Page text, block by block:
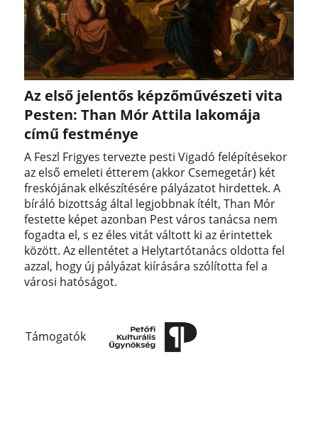
Az első jelentős képzőművészeti vita
Pesten: Than Mór Attila lakomája
című festménye
A Feszl Frigyes tervezte pesti Vigadó felépítésekor
az első emeleti étterem (akkor Csemegetár) két
freskójának elkészítésére pályázatot hirdettek. A
bíráló bizottság által legjobbnak ítélt, Than Mór
festette képet azonban Pest város tanácsa nem
fogadta el, s ez éles vitát váltott ki az érintettek
között. Az ellentétet a Helytartótanács oldotta fel
azzal, hogy új pályázat kiírására szólította fel a
városi hatóságot.
Támogatók